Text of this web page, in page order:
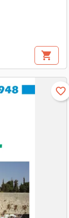
shopping_cart
favorite_border